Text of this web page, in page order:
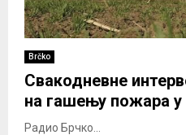
Brčko
Свакодневне
на гашењу пожара
Радио Брчко...